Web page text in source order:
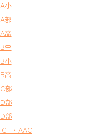
A小
A部
A高
B中
B小
B高
C部
D部
D部
ICT・AAC